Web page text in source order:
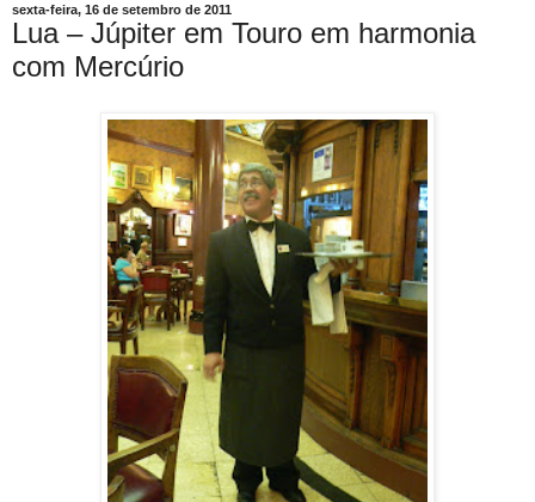
sexta-feira, 16 de setembro de 2011
Lua – Júpiter em Touro em harmonia
com Mercúrio